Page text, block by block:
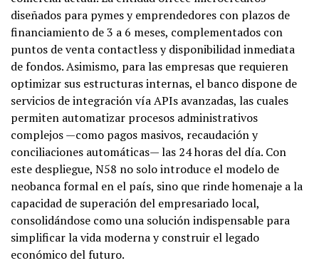
diseñados para pymes y emprendedores con plazos de
financiamiento de 3 a 6 meses, complementados con
puntos de venta contactless y disponibilidad inmediata
de fondos. Asimismo, para las empresas que requieren
optimizar sus estructuras internas, el banco dispone de
servicios de integración vía APIs avanzadas, las cuales
permiten automatizar procesos administrativos
complejos —como pagos masivos, recaudación y
conciliaciones automáticas— las 24 horas del día. Con
este despliegue, N58 no solo introduce el modelo de
neobanca formal en el país, sino que rinde homenaje a la
capacidad de superación del empresariado local,
consolidándose como una solución indispensable para
simplificar la vida moderna y construir el legado
económico del futuro.